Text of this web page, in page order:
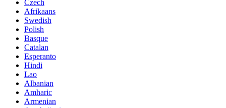
Czech
Afrikaans
Swedish
Polish
Basque
Catalan
Esperanto
Hindi
Lao
Albanian
Amharic
Armenian